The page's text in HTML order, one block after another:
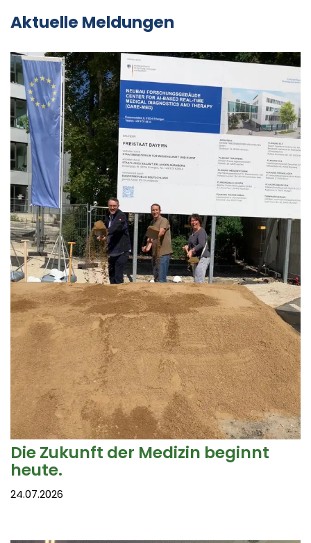
Aktuelle Meldungen
Die Zukunft der Medizin beginnt
heute.
24.07.2026